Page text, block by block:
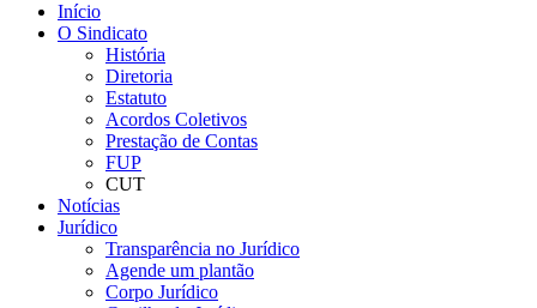
Início
O Sindicato
História
Diretoria
Estatuto
Acordos Coletivos
Prestação de Contas
FUP
CUT
Notícias
Jurídico
Transparência no Jurídico
Agende um plantão
Corpo Jurídico